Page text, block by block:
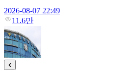
2026-08-07 22:49
11.6만